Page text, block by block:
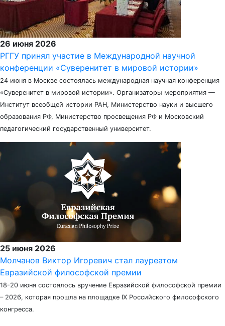
26 июня 2026
РГГУ принял участие в Международной научной
конференции «Суверенитет в мировой истории»
24 июня в Москве состоялась международная научная конференция
«Суверенитет в мировой истории». Организаторы мероприятия —
Институт всеобщей истории РАН, Министерство науки и высшего
образования РФ, Министерство просвещения РФ и Московский
педагогический государственный университет.
25 июня 2026
Молчанов Виктор Игоревич стал лауреатом
Евразийской философской премии
18-20 июня состоялось вручение Евразийской философской премии
– 2026, которая прошла на площадке IX Российского философского
конгресса.